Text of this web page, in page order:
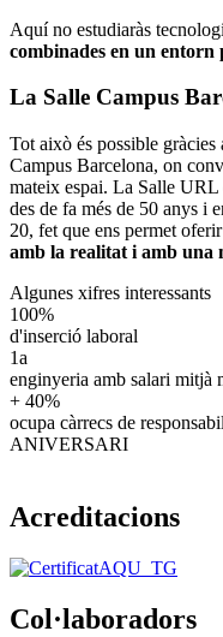
Aquí no estudiaràs
combinades en un
La Salle Campus
Tot això és possible
Campus Barcelona, on
mateix espai. La Salle URL
des de fa més de 50 anys i
20, fet que ens permet oferir
amb la realitat i amb una
Algunes xifres interessants
100%
d'inserció laboral
1a
enginyeria amb salari mitjà
+ 40%
ocupa càrrecs de
ANIVERSARI
Acreditacions
Col·laboradors